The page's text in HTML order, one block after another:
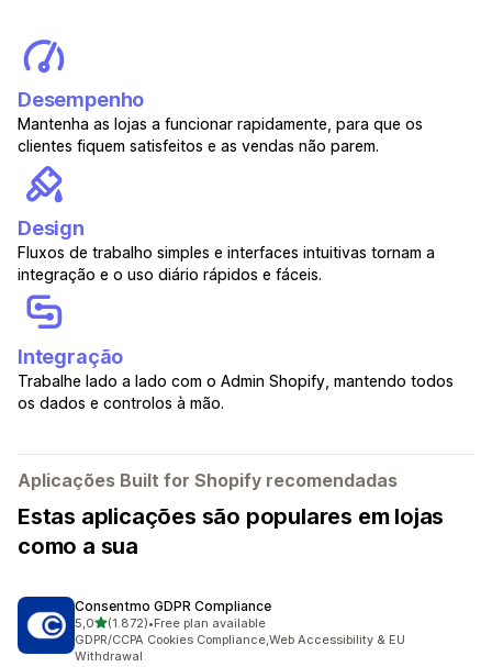
Desempenho
Mantenha as lojas a funcionar rapidamente, para que os
clientes fiquem satisfeitos e as vendas não parem.
Design
Fluxos de trabalho simples e interfaces intuitivas tornam a
integração e o uso diário rápidos e fáceis.
Integração
Trabalhe lado a lado com o Admin Shopify, mantendo todos
os dados e controlos à mão.
Aplicações Built for Shopify recomendadas
Estas aplicações são populares em lojas
como a sua
Consentmo GDPR Compliance
5,0de 5 estrelas
(1.872)
1872 total de avaliações
•Free plan available
GDPR/CCPA Cookies Compliance,Web Accessibility & EU
Withdrawal